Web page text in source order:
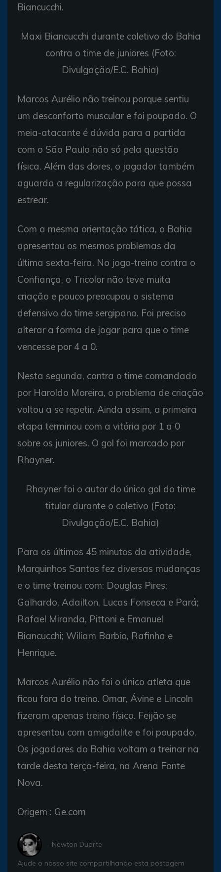
Biancucchi.
Maxi Biancucchi durante coletivo do Bahia
contra o time de juniores (Foto:
Divulgação/E.C. Bahia)
Marcos Aurélio não treinou porque sentiu
um desconforto muscular e foi poupado. O
meia-atacante é dúvida para a partida
com o São Paulo não só pela questão
física. Além das dores, o jogador também
aguarda a regularização para que possa
estrear.
Com a mesma orientação tática, o Bahia
apresentou os mesmos problemas da
última sexta-feira. No jogo-treino contra o
Confiança, o Tricolor não teve muita
criação e pouco preocupou o sistema
defensivo do time sergipano. Foi preciso
alterar a forma de jogar para que o time
vencesse por 4 a 0.
Nesta segunda, contra o time comandado
por Haroldo Moreira, o problema de criação
voltou a se repetir. Ainda assim, a primeira
etapa terminou com a vitória por 1 a 0
sobre os juniores. O gol foi marcado por
Rhayner.
Rhayner foi o autor do único gol do time
titular durante o coletivo (Foto:
Divulgação/E.C. Bahia)
Para os últimos 45 minutos da atividade,
Marquinhos Santos fez diversas mudanças
e o time treinou com: Douglas Pires;
Galhardo, Adailton, Lucas Fonseca e Pará;
Rafael Miranda, Pittoni e Emanuel
Biancucchi; Wiliam Barbio, Rafinha e
Henrique.
Marcos Aurélio não foi o único atleta que
ficou fora do treino. Omar, Ávine e Lincoln
fizeram apenas treino físico. Feijão se
apresentou com amigdalite e foi poupado.
Os jogadores do Bahia voltam a treinar na
tarde desta terça-feira, na Arena Fonte
Nova.
Origem : Ge.com
- Newton Duarte
Ajude o nosso site compartilhando esta postagem